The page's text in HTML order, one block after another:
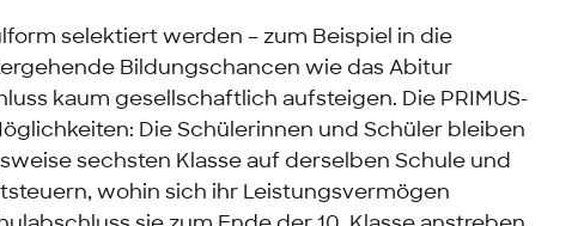
selektiert werden – zum Beispiel in die
Bildungschancen wie das Abitur
kaum gesellschaftlich aufsteigen. Die PRIMUS-
Die Schülerinnen und Schüler bleiben
sechsten Klasse auf derselben Schule und
wohin sich ihr Leistungsvermögen